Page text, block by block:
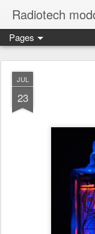
Radiotech
Pages
JUL
23